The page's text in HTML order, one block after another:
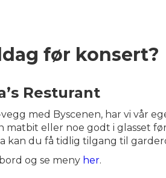
før konsert?
Resturant
med Byscenen, har vi vår
matbit eller noe godt i glasset
kan du få tidlig tilgang til
og se meny her.